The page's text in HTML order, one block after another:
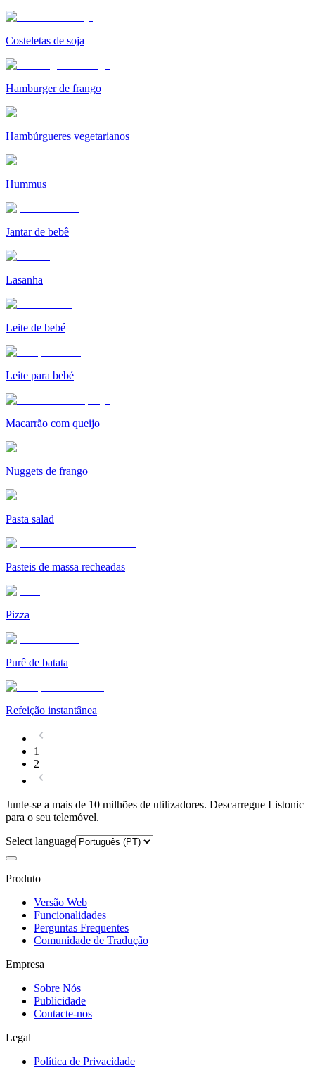
Costeletas de soja
Hamburger de frango
Hambúrgueres vegetarianos
Hummus
Jantar de bebê
Lasanha
Leite de bebé
Leite para bebé
Macarrão com queijo
Nuggets de frango
Pasta salad
Pasteis de massa recheadas
Pizza
Purê de batata
Refeição instantânea
1
2
Junte-se a mais de 10 milhões de utilizadores. Descarregue Listonic
para o seu telemóvel.
Select language
Produto
Versão Web
Funcionalidades
Perguntas Frequentes
Comunidade de Tradução
Empresa
Sobre Nós
Publicidade
Contacte-nos
Legal
Política de Privacidade